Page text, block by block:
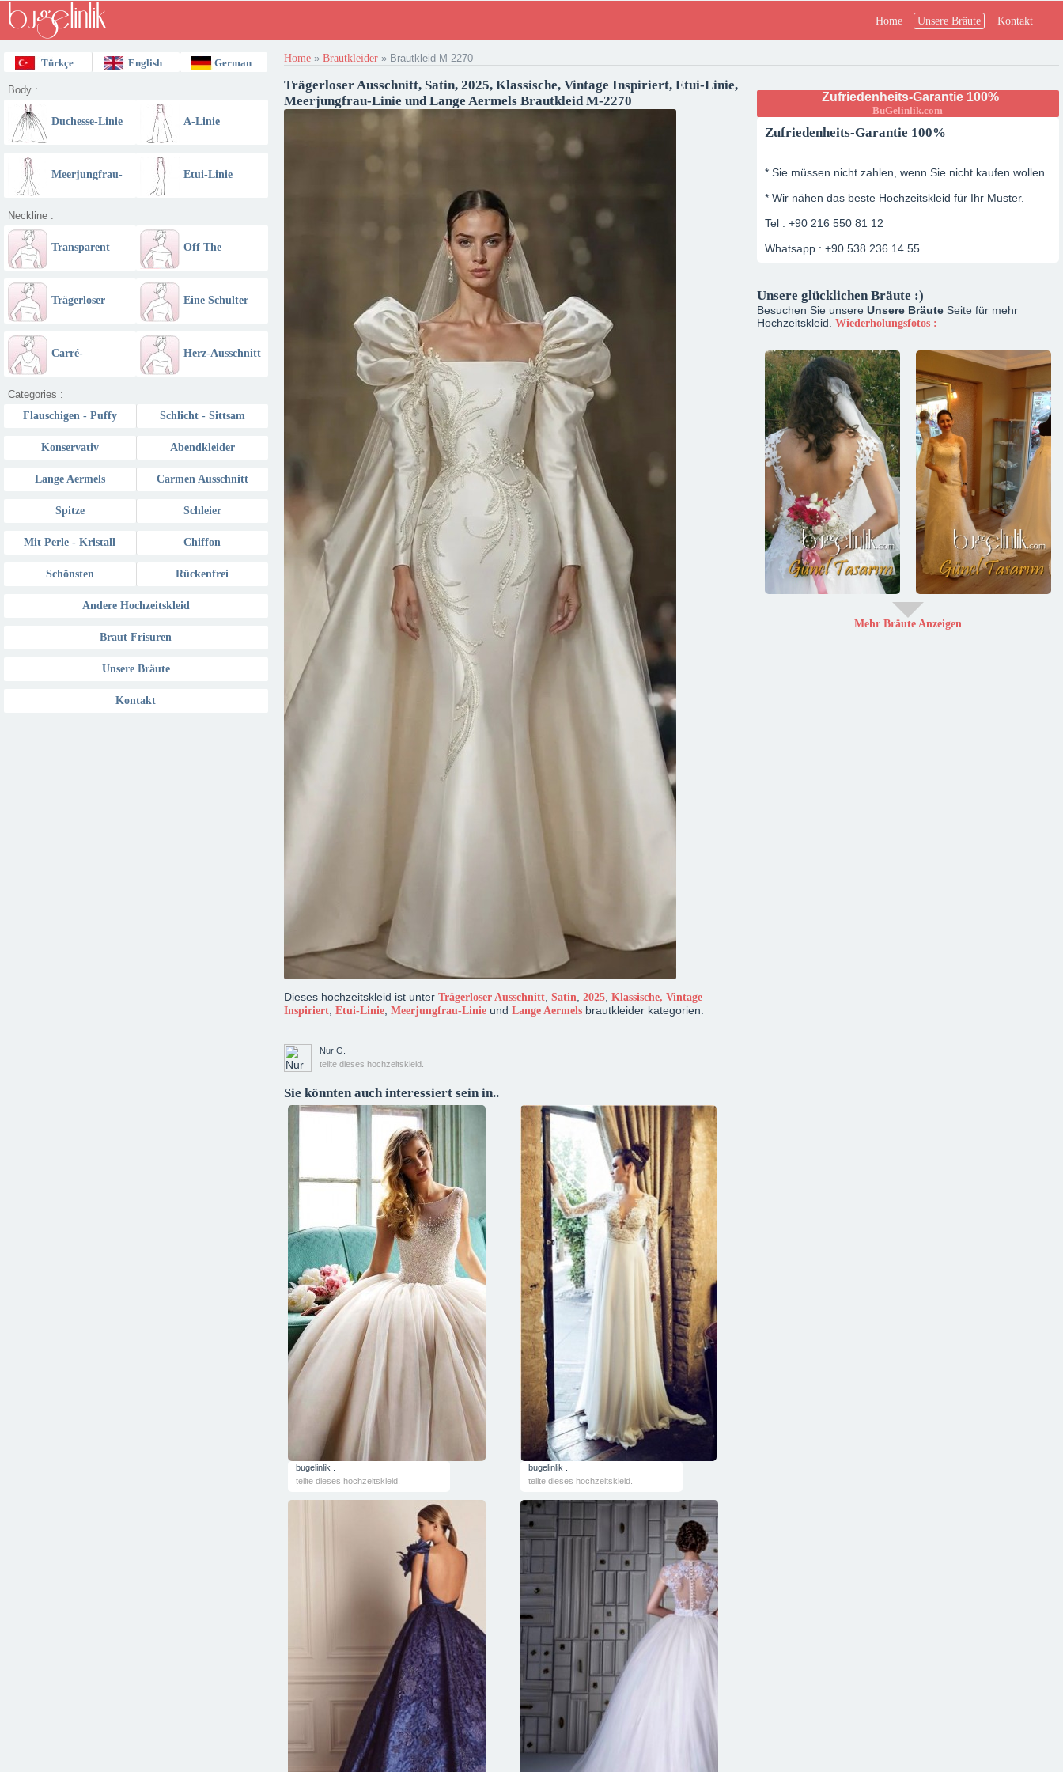
Home Unsere Bräute Kontakt
Türkçe English German
Body :
Duchesse-Linie A-Linie
Meerjungfrau- Etui-Linie
Neckline :
Transparent Off The
Boot Ausschnitt
Trägerloser Eine Schulter
Carré- Herz-Ausschnitt
Categories :
Flauschigen - Puffy
Schlicht - Sittsam
Konservativ Abendkleider
Lange Aermels Carmen Ausschnitt
Spitze Schleier
Mit Perle - Kristall Chiffon
Schönsten Rückenfrei
Andere Hochzeitskleid
Braut Frisuren
Unsere Bräute
Kontakt
Home» Brautkleider» Brautkleid M-2270
Trägerloser Ausschnitt, Satin, 2025, Klassische, Vintage Inspiriert, Etui-Linie,
Meerjungfrau-Linie und Lange Aermels Brautkleid M-2270
Dieses hochzeitskleid ist unter Trägerloser Ausschnitt, Satin 2025, Klassische, Vintage
Inspiriert, Etui-Linie, Meerjungfrau-Linieund Lange Aermelsbrautkleider kategorien.
Nur G.
teilte dieses hochzeitskleid.
Sie könnten auch interessiert sein in..
bugelinlik .
teilte dieses hochzeitskleid.
bugelinlik .
teilte dieses hochzeitskleid.
Zufriedenheits-Garantie 100%
BuGelinlik.com
Zufriedenheits-Garantie 100%
* Sie müssen nicht zahlen, wenn Sie nicht kaufen wollen.
* Wir nähen das beste Hochzeitskleid für Ihr Muster.
Tel : +90 216 550 81 12
Whatsapp : +90 538 236 14 55
Unsere glücklichen Bräute :)
Besuchen Sie unsere Unsere BräuteSeite für mehr
Hochzeitskleid. Wiederholungsfotos :
Mehr Bräute Anzeigen